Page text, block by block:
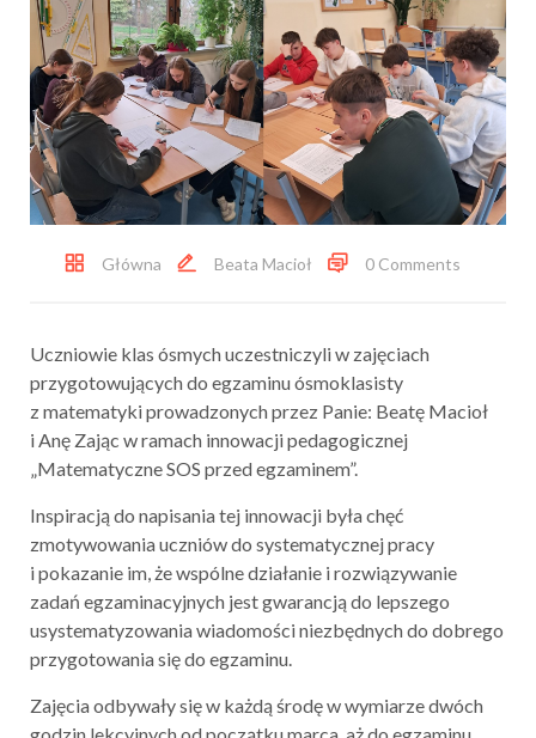
Główna Beata Macioł 0 Comments
Uczniowie klas ósmych uczestniczyli w zajęciach
przygotowujących do egzaminu ósmoklasisty
z matematyki prowadzonych przez Panie: Beatę Macioł
i Anę Zając w ramach innowacji pedagogicznej
„Matematyczne SOS przed egzaminem”.
Inspiracją do napisania tej innowacji była chęć
zmotywowania uczniów do systematycznej pracy
i pokazanie im, że wspólne działanie i rozwiązywanie
zadań egzaminacyjnych jest gwarancją do lepszego
usystematyzowania wiadomości niezbędnych do dobrego
przygotowania się do egzaminu.
Zajęcia odbywały się w każdą środę w wymiarze dwóch